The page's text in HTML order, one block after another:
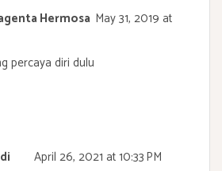
Hermosa May 31, 2019 at
percaya diri dulu
April 26, 2021 at 10:33 PM